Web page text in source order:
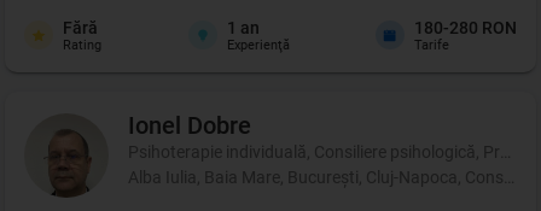
Fără
Rating
1 an
Experienţă
180-280 RON
Tarife
Ionel Dobre
Psihoterapie individuală, Consiliere psihologică, Profil
Alba Iulia, Baia Mare, București, Cluj-Napoca,